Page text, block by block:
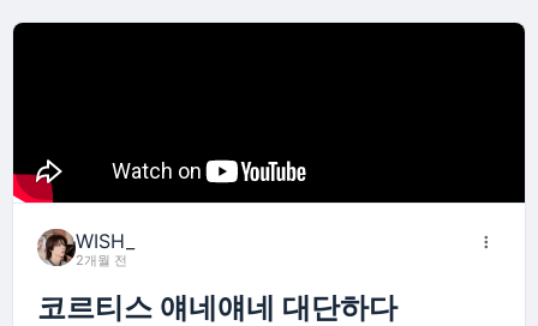
WISH_
2개월 전
코르티스 얘네얘네 대단하다